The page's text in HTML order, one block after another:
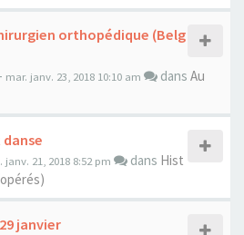
orthopédique (Belg
- mar. janv. 23, 2018 10:10 am dans Au
janv. 21, 2018 8:52 pm dans Hist
janvier